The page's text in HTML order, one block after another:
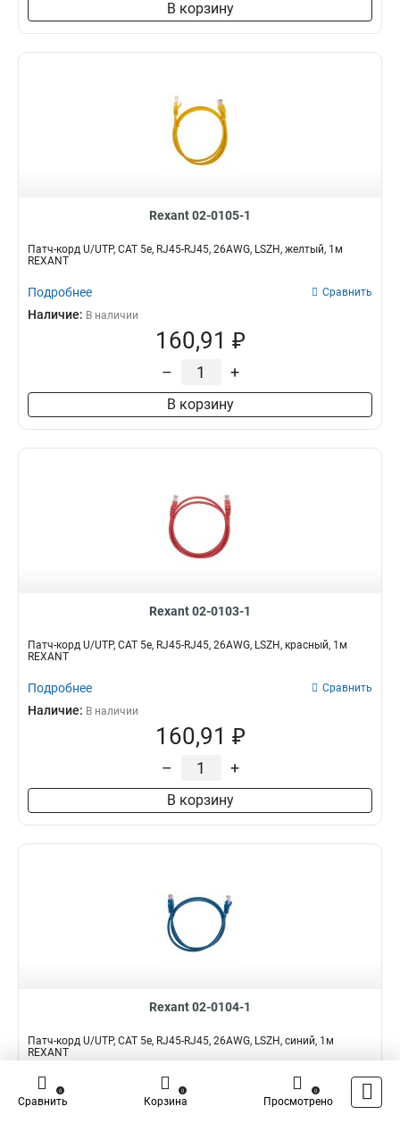
В корзину
Rexant 02-0105-1
Патч-корд U/UTP, CAT 5e, RJ45-RJ45, 26AWG, LSZH, желтый, 1м
REXANT
Подробнее Сравнить
Наличие: В наличии
160,91 ₽
– +
В корзину
Rexant 02-0103-1
Патч-корд U/UTP, CAT 5e, RJ45-RJ45, 26AWG, LSZH, красный, 1м
REXANT
Подробнее Сравнить
Наличие: В наличии
160,91 ₽
– +
В корзину
Rexant 02-0104-1
Патч-корд U/UTP, CAT 5e, RJ45-RJ45, 26AWG, LSZH, синий, 1м
REXANT
Подробнее Сравнить
Наличие:
Сравнить
0
Корзина
0
Просмотрено
0